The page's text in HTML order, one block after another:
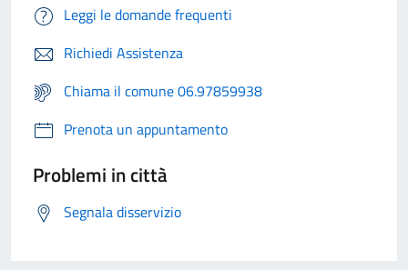
Leggi le domande frequenti
Richiedi Assistenza
Chiama il comune 06.97859938
Prenota un appuntamento
Problemi in città
Segnala disservizio